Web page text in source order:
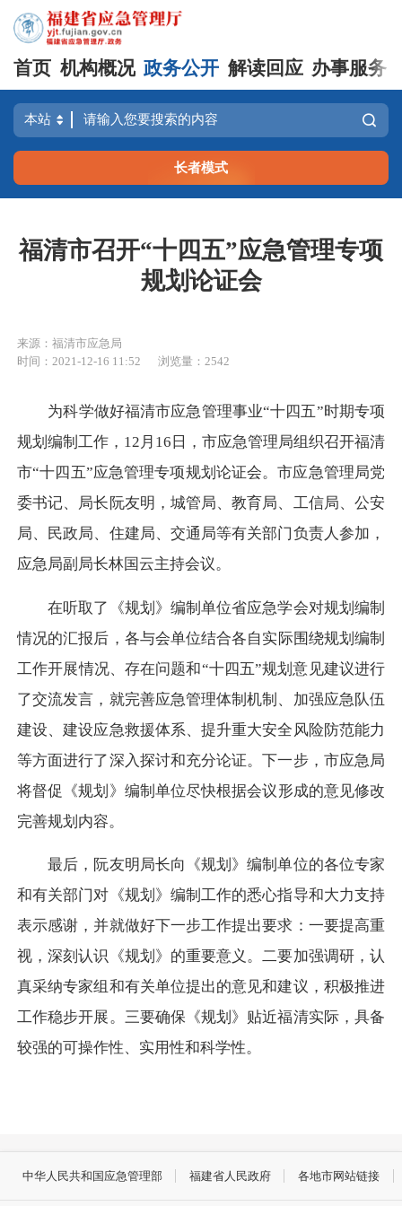
首页 机构概况 政务公开 解读回应 办事服务
长者模式
福清市召开“十四五”应急管理专项
规划论证会
来源：福清市应急局
时间：2021-12-16 11:52
浏览量：2542
为科学做好福清市应急管理事业“十四五”时期专项
规划编制工作， 12 月 16 日， 市应急管理局组织召开福清
市“十四五”应急管理专项规划 论证会。市应急管理局党
委书记、局长 阮友明 ， 城管局、教育局、工信局、公安
局、民政局、住建局、交通局等有关部门 负责人参加，
应急局副局长林国云主持会议。
在听取了《规划》编制单位省应急学会对规划 编制
情况的汇报后， 各与会单位结合各自实际围绕规划编制
工作开展情况、存在问题和“十四五”规划意见建议进行
了交流发言，就完善应急管理体制机制、加强应急队伍
建设、建设应急救援体系、提升重大安全风险防范能力
等方面进行了深入探讨和充分论证。下一步， 市应急局
将督促 《规划 》 编制单位尽快根据会议形成的意见修改
完善规划内容。
最后，阮友明局长向《规划》编制单位的各位专家
和有关部门对《规划》编制工作的悉心指导和大力支持
表示感谢，并就做好下一步工作提出要求：一要提高重
视，深刻认识《规划》的重要意义。二要加强调研，认
真采纳专家组和有关单位提出的意见和建议，积极推进
工作稳步开展。三要确保《规划》贴近福清实际，具备
较强的可操作性、实用性和科学性。
中华人民共和国应急管理部 福建省人民政府 各地市网站链接